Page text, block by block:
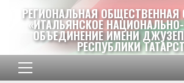
Перейти
содержимому
РЕГИОНАЛЬНАЯ ОБЩЕСТВЕННАЯ
«ИТАЛЬЯНСКОЕ
ОБЪЕДИНЕНИЕ ИМЕНИ
РЕСПУБЛИКИ
Основное